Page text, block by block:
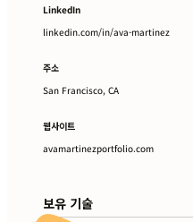
LinkedIn
linkedin.com/in/ava-martinez
주소
San Francisco, CA
웹사이트
avamartinezportfolio.com
보유 기술